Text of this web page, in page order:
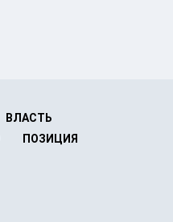
ВЛАСТЬ
ПОЗИЦИЯ